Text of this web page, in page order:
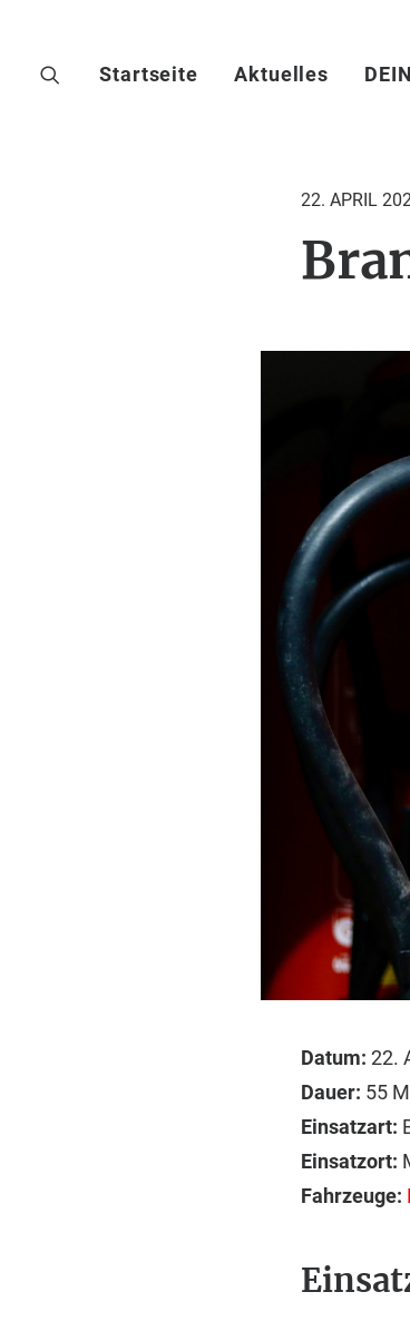
Startseite Aktuelles
22. APRIL
Datum: 22.
Dauer: 55
Einsatzart:
Einsatzort:
Fahrzeuge: